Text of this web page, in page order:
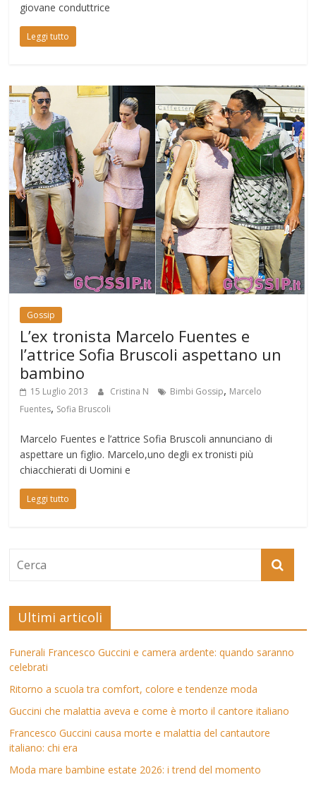
giovane conduttrice
Leggi tutto
Gossip
L’ex tronista Marcelo Fuentes e
l’attrice Sofia Bruscoli aspettano un
bambino
15 Luglio 2013 Cristina N Bimbi Gossip, Marcelo
Fuentes, Sofia Bruscoli
Marcelo Fuentes e l’attrice Sofia Bruscoli annunciano di
aspettare un figlio. Marcelo,uno degli ex tronisti più
chiacchierati di Uomini e
Leggi tutto
Ultimi articoli
Funerali Francesco Guccini e camera ardente: quando saranno
celebrati
Ritorno a scuola tra comfort, colore e tendenze moda
Guccini che malattia aveva e come è morto il cantore italiano
Francesco Guccini causa morte e malattia del cantautore
italiano: chi era
Moda mare bambine estate 2026: i trend del momento